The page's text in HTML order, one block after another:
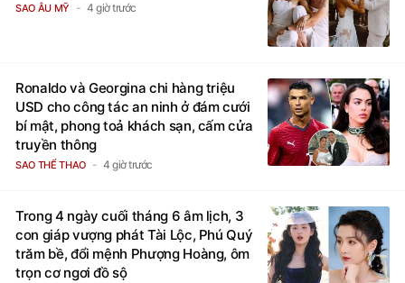
SAO ÂU MỸ 4 giờ trước
Ronaldo và Georgina chi hàng triệu
USD cho công tác an ninh ở đám cưới
bí mật, phong toả khách sạn, cấm cửa
truyền thông
SAO THỂ THAO 4 giờ trước
Trong 4 ngày cuối tháng 6 âm lịch, 3
con giáp vượng phát Tài Lộc, Phú Quý
trăm bề, đổi mệnh Phượng Hoàng, ôm
trọn cơ ngơi đồ sộ